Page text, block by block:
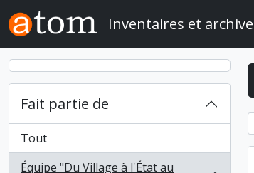
Skip to main content
Inventaires et
Fait partie de
Tout
Équipe "Du Village à l'État au